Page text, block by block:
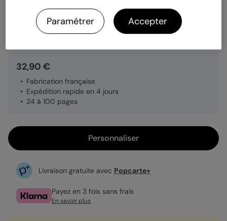
Quantité 1 album
32,90 €
Fabrication française
Expédition rapide en 4 jours
24 à 100 pages
Personnaliser
Livraison gratuite avec Popcarte+
Payez en 3 fois sans frais
En savoir plus
Paramétrer Accepter